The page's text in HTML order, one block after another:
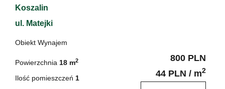
Koszalin
ul. Matejki
Obiekt Wynajem
Powierzchnia 18 m2
Ilość pomieszczeń 1
800 PLN
44 PLN / m2